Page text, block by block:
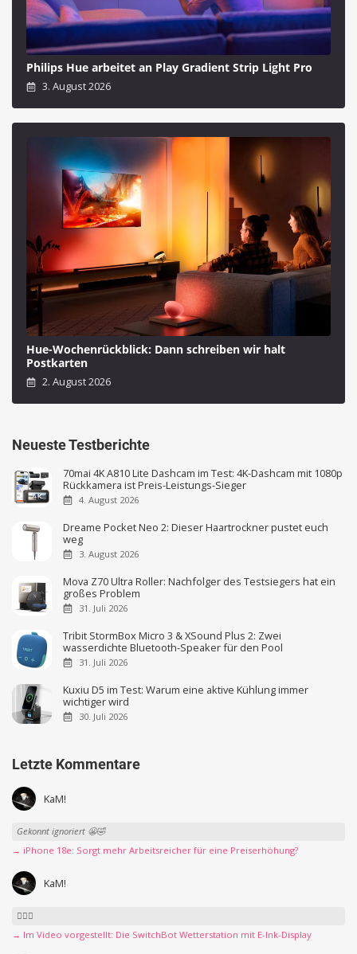
Philips Hue arbeitet an Play Gradient Strip Light Pro
3. August 2026
Hue-Wochenrückblick: Dann schreiben wir halt
Postkarten
2. August 2026
Neueste Testberichte
70mai 4K A810 Lite Dashcam im Test: 4K-Dashcam mit 1080p
Rückkamera ist Preis-Leistungs-Sieger
4. August 2026
Dreame Pocket Neo 2: Dieser Haartrockner pustet euch
weg
3. August 2026
Mova Z70 Ultra Roller: Nachfolger des Testsiegers hat ein
großes Problem
31. Juli 2026
Tribit StormBox Micro 3 & XSound Plus 2: Zwei
wasserdichte Bluetooth-Speaker für den Pool
31. Juli 2026
Kuxiu D5 im Test: Warum eine aktive Kühlung immer
wichtiger wird
30. Juli 2026
Letzte Kommentare
KaM!
Gekonnt ignoriert 😬🤣
→ iPhone 18e: Sorgt mehr Arbeitsreicher für eine Preiserhöhung?
KaM!
👍🏻🤣
→ Im Video vorgestellt: Die SwitchBot Wetterstation mit E-Ink-Display